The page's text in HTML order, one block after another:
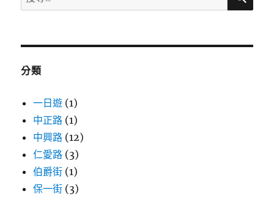
尋
鍵
分類
一日遊 (1)
中正路 (1)
中興路 (12)
仁愛路 (3)
伯爵街 (1)
保一街 (3)